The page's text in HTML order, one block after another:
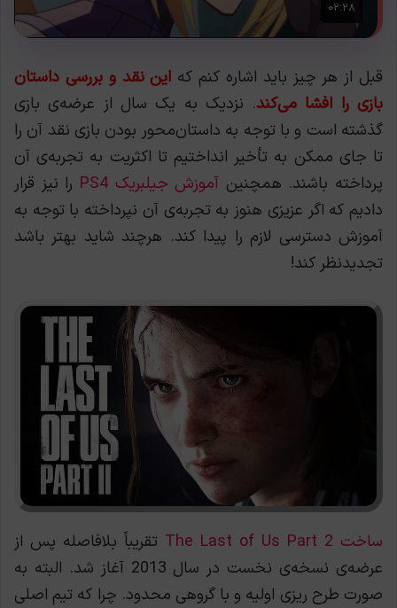
قبل از هر چیز باید اشاره کنم که این نقد و بررسی داستان
بازی را افشا می‌کند. نزدیک به یک سال از عرضه‌ی بازی
گذشته است و با توجه به داستان‌محور بودن بازی نقد آن را
تا جای ممکن به تأخیر انداختیم تا اکثریت به تجربه‌ی آن
پرداخته باشند. همچنين آموزش جیلبریک PS4
را نیز قرار
دادیم که اگر عزیزی هنوز به تجربه‌ی آن نپرداخته با توجه به
آموزش دسترسی لازم را پیدا کند. هرچند شاید بهتر باشد
تجدیدنظر کند!
ساخت The Last of Us Part 2
تقریباً بلافاصله پس از
عرضه‌ی نسخه‌ی نخست در سال 2013 آغاز شد. البته به
صورت طرح ریزی اولیه و با گروهی محدود. چرا که تیم اصلی